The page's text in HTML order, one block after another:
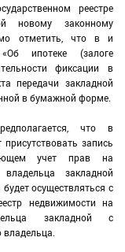
реестре
новому законному
отметить, что в и
ипотеке (залоге
фиксации в
передачи закладной
в бумажной форме.
что в
запись
учет прав на
закладной
осуществляться с
недвижимости на
закладной с
владельца.